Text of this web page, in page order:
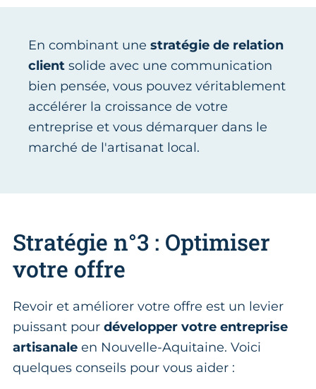
En combinant une stratégie de relation
client solide avec une communication
bien pensée, vous pouvez véritablement
accélérer la croissance de votre
entreprise et vous démarquer dans le
marché de l'artisanat local.
Stratégie n°3 : Optimiser
votre offre
Revoir et améliorer votre offre est un levier
puissant pour développer votre entreprise
artisanale en Nouvelle-Aquitaine. Voici
quelques conseils pour vous aider :